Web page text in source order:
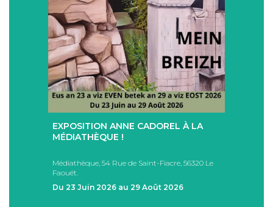
+
EXPOSITION ANNE CADOREL À LA
MÉDIATHÈQUE !
Médiathèque, 54 Rue de Saint-Fiacre, 56320 Le
Faouët.
Du 23 Juin 2026 au 29 Août 2026